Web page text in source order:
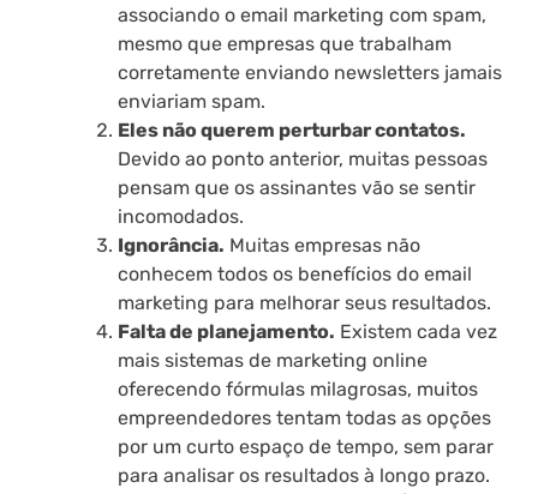
associando o email marketing com spam,
mesmo que empresas que trabalham
corretamente enviando newsletters jamais
enviariam spam.
Eles não querem perturbar contatos.
Devido ao ponto anterior, muitas pessoas
pensam que os assinantes vão se sentir
incomodados.
Ignorância. Muitas empresas não
conhecem todos os benefícios do email
marketing para melhorar seus resultados.
Falta de planejamento. Existem cada vez
mais sistemas de marketing online
oferecendo fórmulas milagrosas, muitos
empreendedores tentam todas as opções
por um curto espaço de tempo, sem parar
para analisar os resultados à longo prazo.